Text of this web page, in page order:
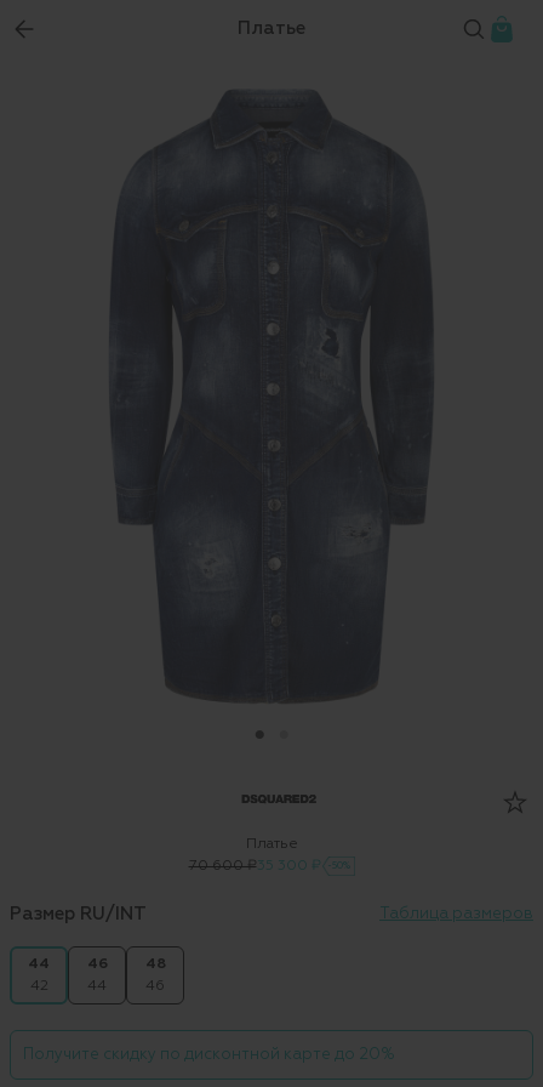
Платье
Платье
70 600 ₽35 300 ₽ -50%
Размер RU/INT Таблица размеров
44
42
46
44
48
46
Получите скидку по дисконтной карте до 20%